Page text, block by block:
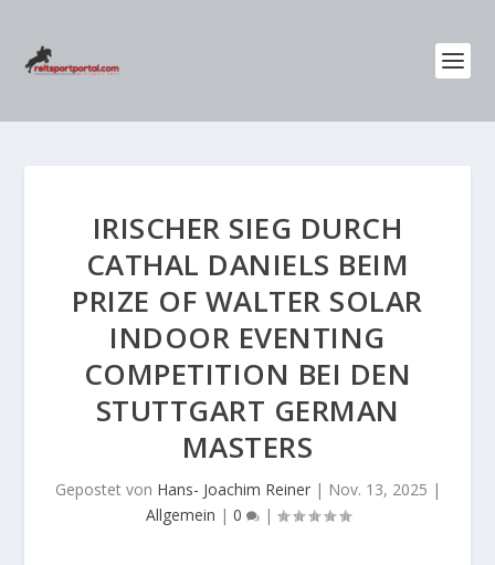
IRISCHER SIEG DURCH
CATHAL DANIELS BEIM
PRIZE OF WALTER SOLAR
INDOOR EVENTING
COMPETITION BEI DEN
STUTTGART GERMAN
MASTERS
Gepostet von Hans- Joachim Reiner| Nov. 13, 2025 |
Allgemein | 0 |